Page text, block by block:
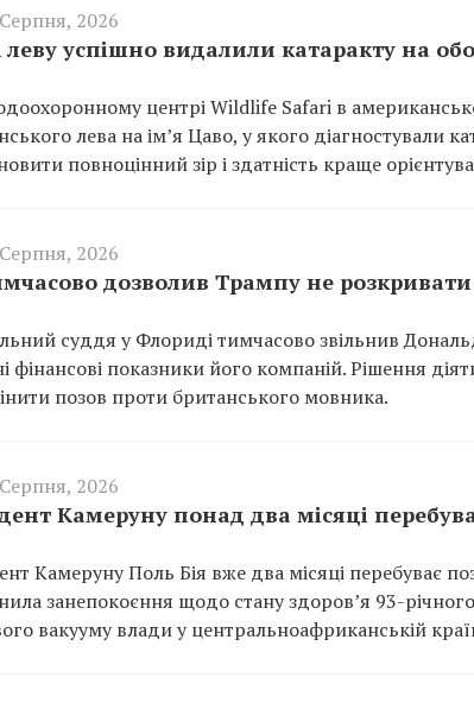
2026
успішно видалили катаракту на
центрі Wildlife Safari в
лева на ім’я Цаво, у якого діагностували
повноцінний зір і здатність краще
2026
дозволив Трампу не розкривати
суддя у Флориді тимчасово звільнив
фінансові показники його компаній. Рішення
позов проти британського мовника.
2026
Камеруну понад два місяці
Камеруну Поль Бія вже два місяці перебуває
занепокоєння щодо стану здоров’я 93-
вакууму влади у центральноафриканській